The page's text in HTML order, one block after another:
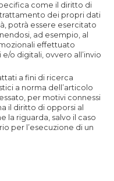
come il diritto di
dei propri dati
potrà essere esercitato
ad esempio, al
effettuato
o digitali, ovvero all’invio
a fini di ricerca
a norma dell’articolo
per motivi connessi
il diritto di opporsi al
la riguarda, salvo il caso
per l’esecuzione di un